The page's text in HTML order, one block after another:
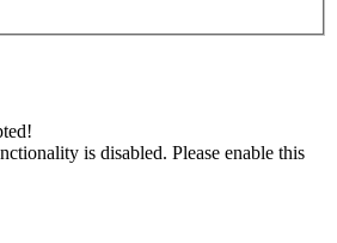
is disabled. Please enable this